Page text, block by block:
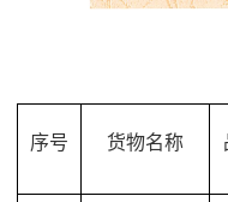
序号 货物名称